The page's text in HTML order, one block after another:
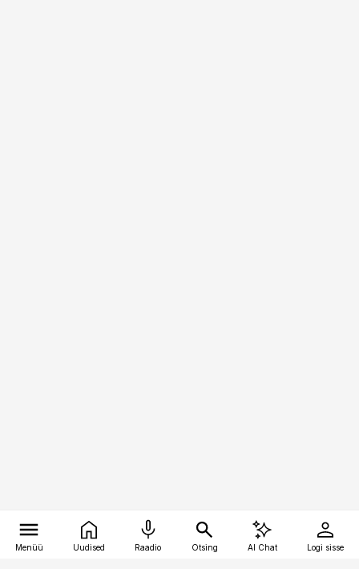
Menüü Uudised Raadio Otsing AI Chat Logi sisse